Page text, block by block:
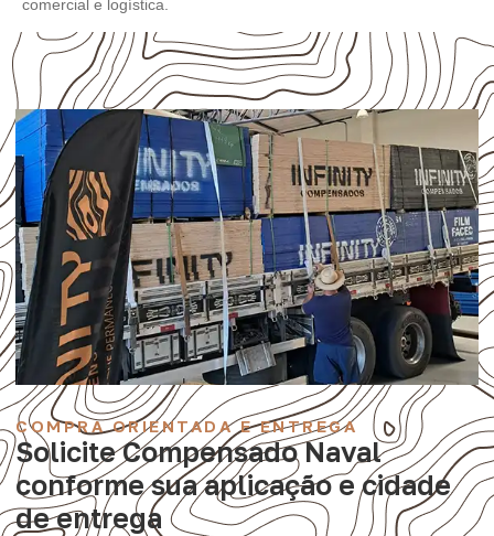
comercial e logística.
COMPRA ORIENTADA E ENTREGA
Solicite Compensado Naval
conforme sua aplicação e cidade
de entrega